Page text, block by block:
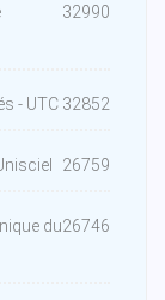
32990
- UTC 32852
26759
du26746